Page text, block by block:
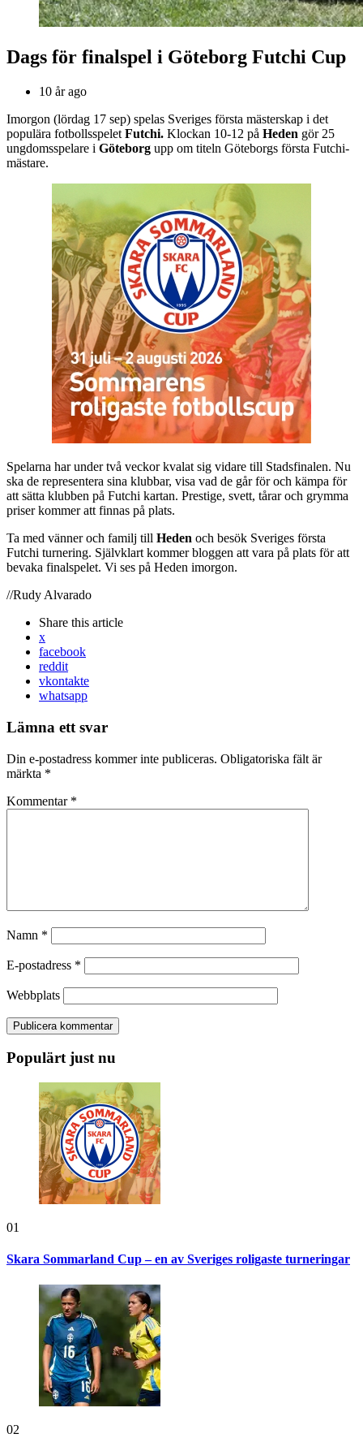
Dags för finalspel i Göteborg Futchi Cup
10 år ago
Imorgon (lördag 17 sep) spelas Sveriges första mästerskap i det
populära fotbollsspelet Futchi. Klockan 10-12 på Heden gör 25
ungdomsspelare i Göteborg upp om titeln Göteborgs första Futchi-
mästare.
Spelarna har under två veckor kvalat sig vidare till Stadsfinalen. Nu
ska de representera sina klubbar, visa vad de går för och kämpa för
att sätta klubben på Futchi kartan. Prestige, svett, tårar och grymma
priser kommer att finnas på plats.
Ta med vänner och familj till Heden och besök Sveriges första
Futchi turnering. Självklart kommer bloggen att vara på plats för att
bevaka finalspelet. Vi ses på Heden imorgon.
//Rudy Alvarado
Share this article
x
facebook
reddit
vkontakte
whatsapp
Lämna ett svar
Din e-postadress kommer inte publiceras. Obligatoriska fält är
märkta *
Kommentar *
Namn *
E-postadress *
Webbplats
Populärt just nu
01
Skara Sommarland Cup – en av Sveriges roligaste turneringar
02